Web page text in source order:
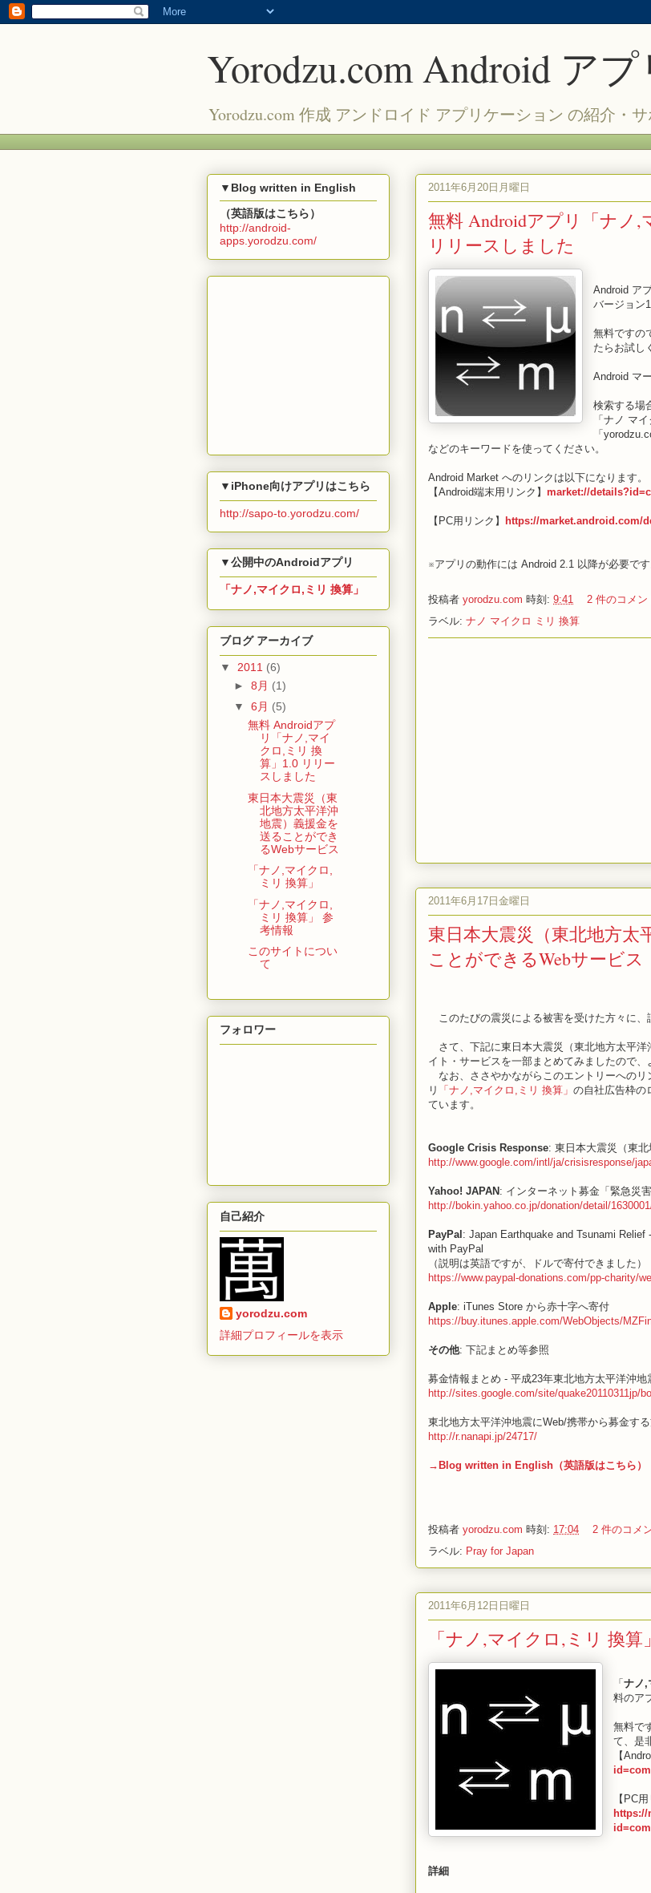
Yorodzu.com Android アプ
Yorodzu.com 作成 アンドロイド アプリケーション の紹介・サ
2011年6月20日月曜日
無料 Androidアプリ「ナノ,
リリースしました
Android ア
バージョン
無料ですの
たらお試し
Android マ
検索する場
「ナノ マ
「
などのキーワードを使ってください。
Android Market へのリンクは以下になります。
【Android端末用リンク】 market://
【PC用リンク】 https://market.android.com/
※アプリの動作には Android 2.1 以降が必要です
投稿者 yorodzu.com 時刻: 9:41
2 件のコメン
ラベル: ナノ マイクロ ミリ 換算
2011年6月17日金曜日
東日本大震災（東北地方太
ことができるWebサービス
このたびの震災による被害を受けた方々に、
さて、下記に東日本大震災（東北地方太平洋
イト・サービスを一部まとめてみましたので、
なお、ささやかながらこのエントリーへの
リ
「ナノ,マイクロ,ミリ 換算」 の自社広告枠の
ています。
Google Crisis Response: 東日本大震災（東北
http://www.google.com/intl/ja/crisisresponse/
Yahoo! JAPAN : インターネット募金「緊急災
http://bokin.yahoo.co.jp/donation/detail/
PayPal : Japan Earthquake and Tsunami Relief
with PayPal
（説明は英語ですが、ドルで寄付できました）
https://www.paypal-donations.com/pp-charity/
Apple: iTunes Store から赤十字へ寄付
https://buy.itunes.apple.com/WebObjects/
その他: 下記まとめ等参照
募金情報まとめ - 平成23年東北地方太平洋沖地
http://sites.google.com/site/quake20110311jp/
東北地方太平洋沖地震にWeb/携帯から募金す
http://r.nanapi.jp/24717/
→Blog written in English（英語版はこちら）
投稿者 yorodzu.com 時刻: 17:04
2 件のコメ
ラベル: Pray for Japan
2011年6月12日日曜日
「ナノ,マイクロ,ミリ 換算」
「 ナノ,
料のア
無料で
て、是
【
【PC
詳細
▼Blog written in English
（英語版はこちら）
http://android-
apps.yorodzu.com/
▼iPhone向けアプリはこちら
http://sapo-to.yorodzu.com/
▼公開中のAndroidアプリ
「ナノ,マイクロ,ミリ 換算」
ブログ アーカイブ
▼ 2011 (6)
► 8月 (1)
▼ 6月 (5)
無料 Androidアプ
リ「ナノ,マイ
クロ,ミリ 換
算」1.0 リリー
スしました
東日本大震災（東
北地方太平洋沖
地震）義援金を
送ることができ
るWebサービス
「ナノ,マイクロ,
ミリ 換算」
「ナノ,マイクロ,
ミリ 換算」 参
考情報
このサイトについ
て
フォロワー
自己紹介
yorodzu.com
詳細プロフィールを表示